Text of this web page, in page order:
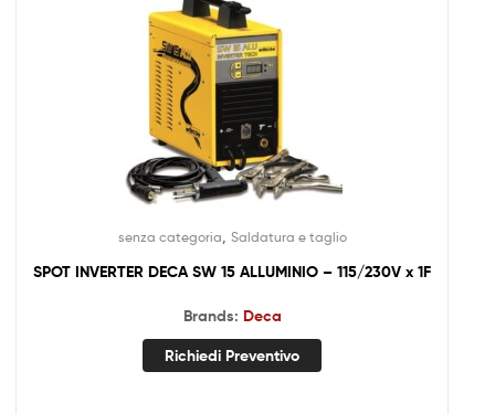
senza categoria Saldatura e taglio
SPOT INVERTER DECA SW 15 ALLUMINIO – 115/230V x 1F
Brands: Deca
Richiedi Preventivo